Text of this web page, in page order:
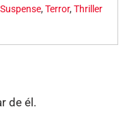
Suspense,Terror,Thriller
de él.